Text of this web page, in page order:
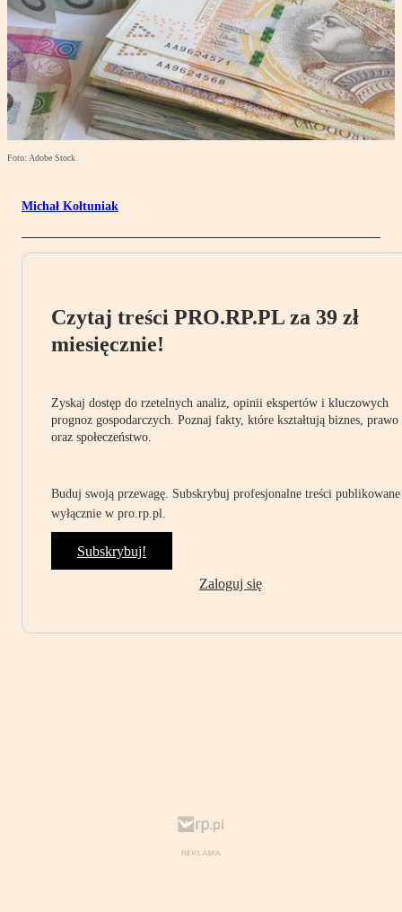
Foto: Adobe Stock
Michał Kołtuniak
Czytaj treści PRO.RP.PL za 39 zł
miesięcznie!
Zyskaj dostęp do rzetelnych analiz, opinii ekspertów i kluczowych
prognoz gospodarczych. Poznaj fakty, które kształtują biznes, prawo
oraz społeczeństwo.
Buduj swoją przewagę. Subskrybuj profesjonalne treści publikowane
wyłącznie w pro.rp.pl.
Subskrybuj!
Zaloguj się